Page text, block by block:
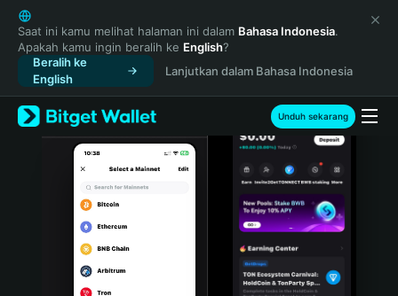
English
日本語
Tiếng Việt
Русский
Español (Latinoamérica)
Türkçe
Italiano
Português (Portugal)
Bahasa Indonesia
Saat ini kamu melihat halaman ini dalam Bahasa Indonesia.
Apakah kamu ingin beralih ke English?
Beralih ke
English
Lanjutkan dalam Bahasa Indonesia
Unduh sekarang